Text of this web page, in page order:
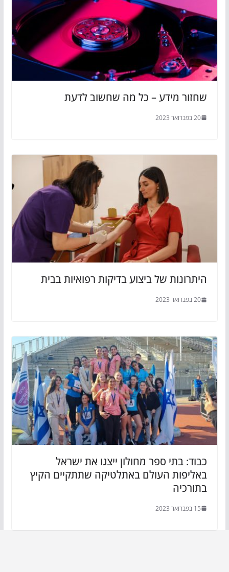
שחזור מידע – כל מה שחשוב לדעת
20 בפברואר 2023
היתרונות של ביצוע בדיקות רפואיות בבית
20 בפברואר 2023
כבוד: בתי ספר מחולון ייצגו את ישראל
באליפות העולם באתלטיקה שתתקיים הקיץ
בתורכיה
15 בפברואר 2023